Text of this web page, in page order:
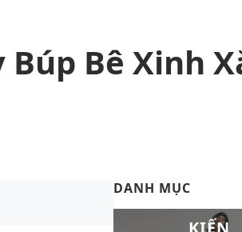
Búp Bê Xinh
DANH MỤC
KIẾN